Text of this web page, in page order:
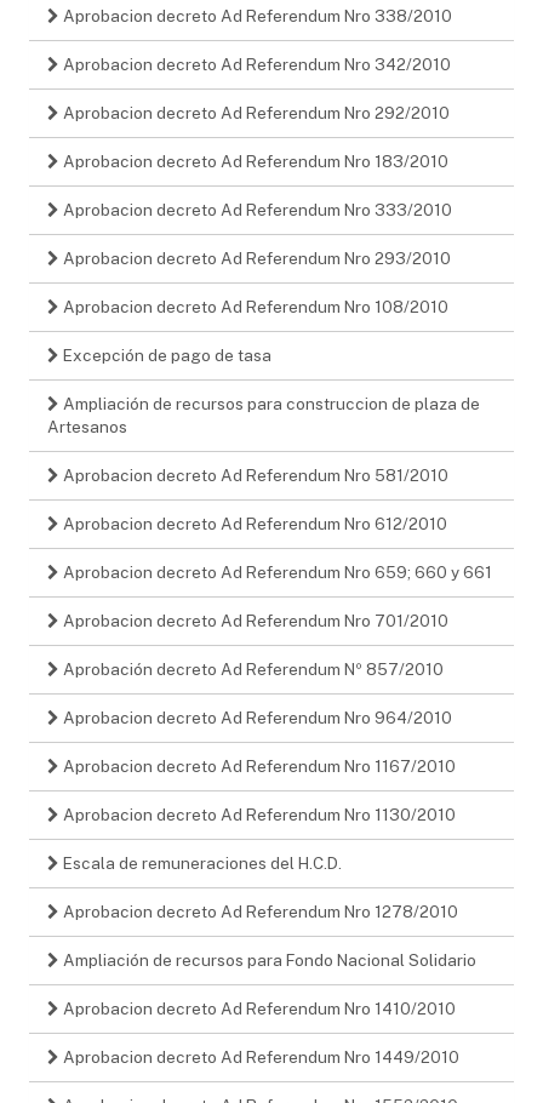
Aprobacion decreto Ad Referendum Nro 338/2010
Aprobacion decreto Ad Referendum Nro 342/2010
Aprobacion decreto Ad Referendum Nro 292/2010
Aprobacion decreto Ad Referendum Nro 183/2010
Aprobacion decreto Ad Referendum Nro 333/2010
Aprobacion decreto Ad Referendum Nro 293/2010
Aprobacion decreto Ad Referendum Nro 108/2010
Excepción de pago de tasa
Ampliación de recursos para construccion de plaza de
Artesanos
Aprobacion decreto Ad Referendum Nro 581/2010
Aprobacion decreto Ad Referendum Nro 612/2010
Aprobacion decreto Ad Referendum Nro 659; 660 y 661
Aprobacion decreto Ad Referendum Nro 701/2010
Aprobación decreto Ad Referendum Nº 857/2010
Aprobacion decreto Ad Referendum Nro 964/2010
Aprobacion decreto Ad Referendum Nro 1167/2010
Aprobacion decreto Ad Referendum Nro 1130/2010
Escala de remuneraciones del H.C.D.
Aprobacion decreto Ad Referendum Nro 1278/2010
Ampliación de recursos para Fondo Nacional Solidario
Aprobacion decreto Ad Referendum Nro 1410/2010
Aprobacion decreto Ad Referendum Nro 1449/2010